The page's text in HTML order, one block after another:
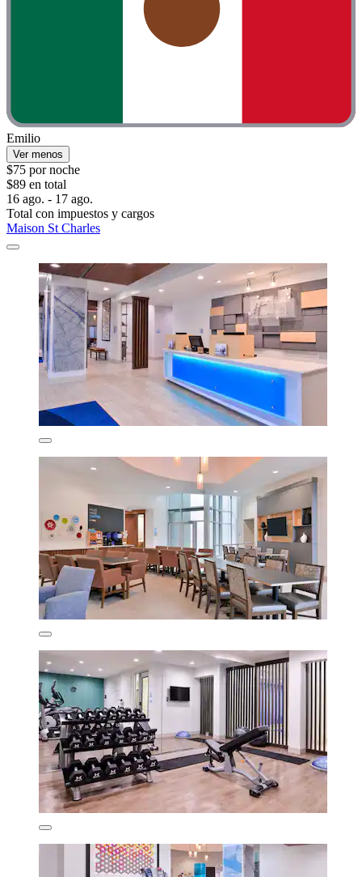
Emilio
Ver menos
$75 por noche
$89 en total
16 ago. - 17 ago.
Total con impuestos y cargos
Maison St Charles